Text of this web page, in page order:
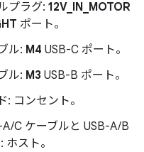
プラグ: 12V_IN_MOTOR
ポート。
ル: M4 USB-C ポート。
ル: M3 USB-B ポート。
コンセント。
C ケーブルと USB-A/B
スト。